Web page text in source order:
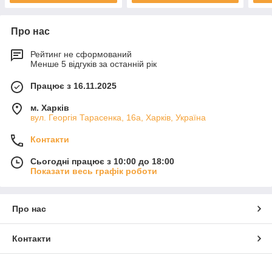
Про нас
Рейтинг не сформований
Менше 5 відгуків за останній рік
Працює з 16.11.2025
м. Харків
вул. Георгія Тарасенка, 16а, Харків, Україна
Контакти
Сьогодні працює з 10:00 до 18:00
Показати весь графік роботи
Про нас
Контакти